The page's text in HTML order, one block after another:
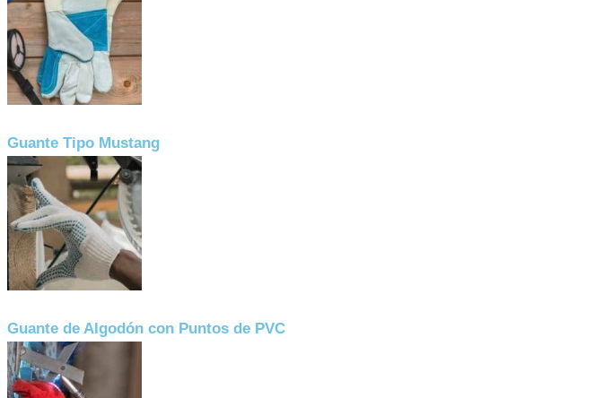
Guante Tipo Mustang
Guante de Algodón con Puntos de PVC